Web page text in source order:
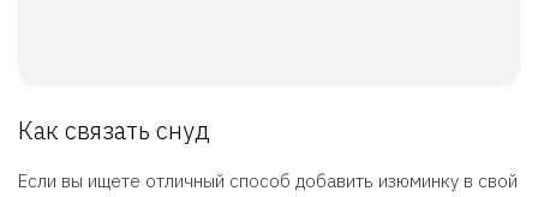
Как связать снуд
Если вы ищете отличный способ добавить изюминку в свой